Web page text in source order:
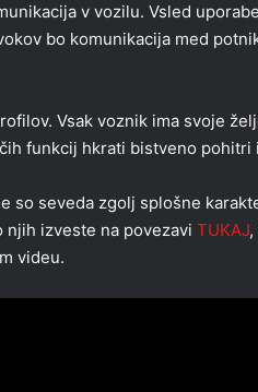
v vozilu. Vsled
bo komunikacija med
Vsak voznik ima svoje
funkcij hkrati bistveno pohitri
so seveda zgolj splošne
njih izveste na povezavi TUKAJ
videu.